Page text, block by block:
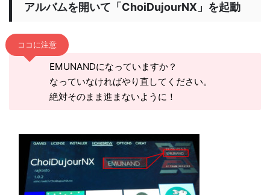
アルバムを開いて「ChoiDujourNX」を起動
ココに注意
EMUNANDになっていますか？
なっていなければやり直してください。
絶対そのまま進まないように！